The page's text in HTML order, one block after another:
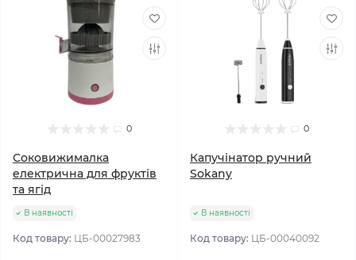
0
Соковижималка
електрична для фруктів
та ягід
В наявності
Код товару: ЦБ-00027983
0
Капучінатор ручний
Sokany
В наявності
Код товару: ЦБ-00040092